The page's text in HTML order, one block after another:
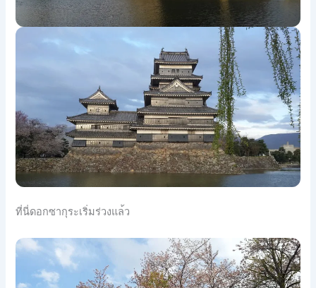
ที่นี่ดอกซากุระเริ่มร่วงแล้ว